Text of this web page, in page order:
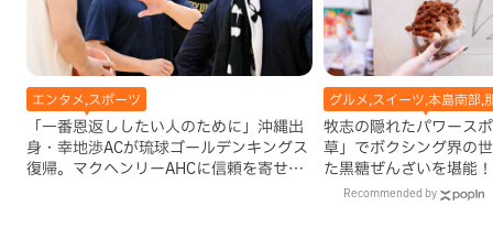
エンタメ,スポーツ
「一番恩返ししたい人のために」沖縄出
身・幸地渉ACが琉球ゴールデンキングス
復帰。マクヘンリーAHCに信頼を寄せる
グルメ,スイーツ,本島南部,
牧志の隠れたパワース
草」でボクシング界の
た黒糖ぜんざいを堪能
手作りケーキも要チェ
Recommended by